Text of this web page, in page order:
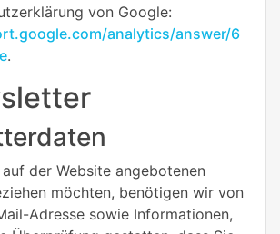
von Google:
analytics/answer/6
.
der Website angebotenen
möchten, benötigen wir von
Adresse sowie Informationen,